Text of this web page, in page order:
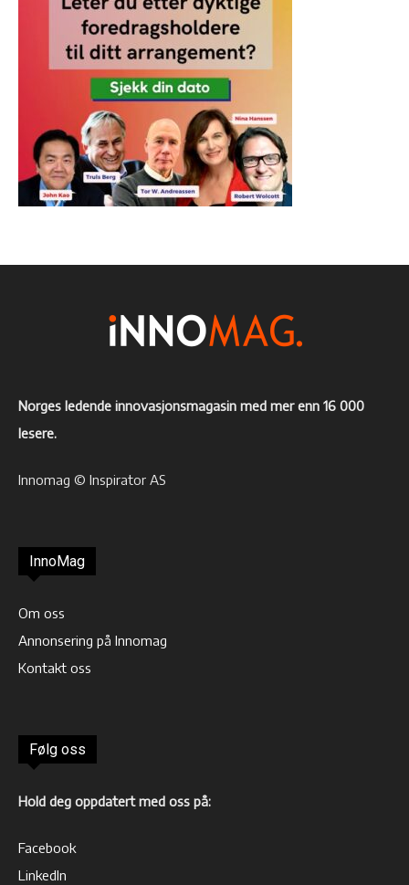
Norges ledende innovasjonsmagasin med mer enn 16 000
lesere.
Innomag © Inspirator AS
InnoMag
Om oss
Annonsering på Innomag
Kontakt oss
Følg oss
Hold deg oppdatert med oss på:
Facebook
LinkedIn